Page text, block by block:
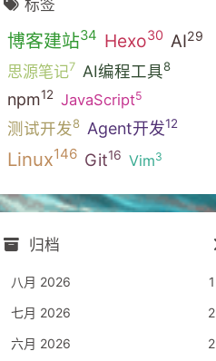
标签
博客建站34 Hexo30 AI29
思源笔记7 AI编程工具8
npm12 JavaScript5
测试开发8 Agent开发12
Linux146 Git16 Vim3
归档
八月 2026
1
七月 2026
2
六月 2026
2